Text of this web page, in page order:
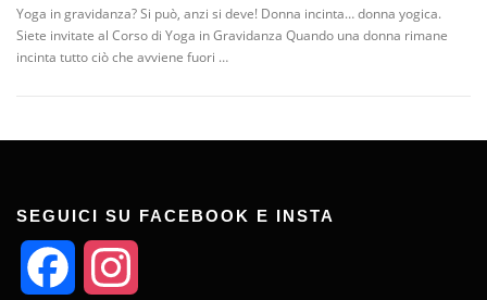
Yoga in gravidanza? Si può, anzi si deve! Donna incinta… donna yogica.
Siete invitate al Corso di Yoga in Gravidanza Quando una donna rimane
incinta tutto ciò che avviene fuori …
SEGUICI SU FACEBOOK E INSTA
Facebook